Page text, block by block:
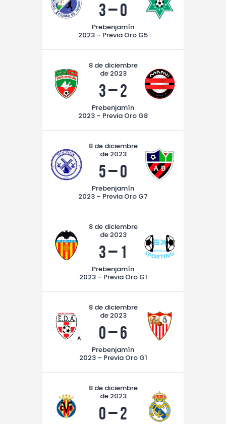
3–0
Prebenjamín
2023 – Previa Oro G5
8 de diciembre
de 2023
3–2
Prebenjamín
2023 – Previa Oro G8
8 de diciembre
de 2023
5–0
Prebenjamín
2023 – Previa Oro G7
8 de diciembre
de 2023
3– 1
Prebenjamín
2023 – Previa Oro G1
8 de diciembre
de 2023
0–6
Prebenjamín
2023 – Previa Oro G1
8 de diciembre
de 2023
0–2